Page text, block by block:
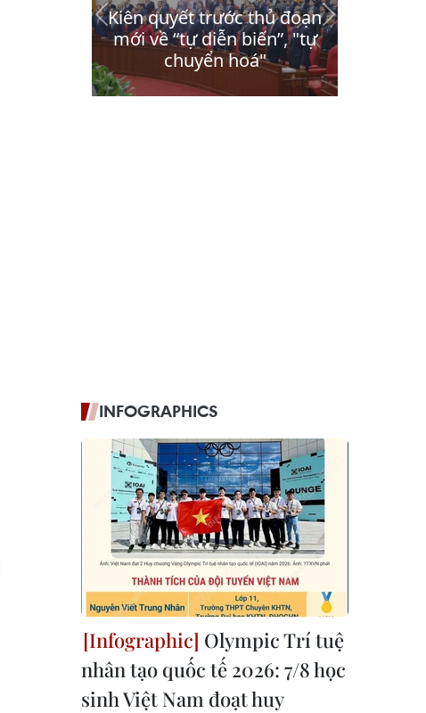
INFOGRAPHICS
Olympic Trí tuệ
nhân tạo quốc tế 2026: 7/8 học
sinh Việt Nam đoạt huy